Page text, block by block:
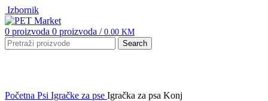
Izbornik
0 proizvoda 0 proizvoda / 0.00 KM
Search
Početna Psi Igračke za pse Igračka za psa Konj